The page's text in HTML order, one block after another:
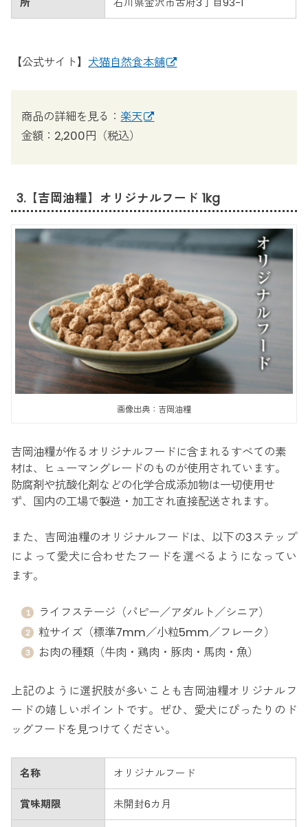
【公式サイト】犬猫自然食本舗
商品の詳細を見る： 楽天
金額：2,200円（税込）
3.【吉岡油糧】オリジナルフード 1kg
画像出典：吉岡油糧
吉岡油糧が作るオリジナルフードに含まれるすべての素
材は、ヒューマングレードのものが使用されています。
防腐剤や抗酸化剤などの化学合成添加物は一切使用せ
ず、国内の工場で製造・加工され直接配送されます。
また、吉岡油糧のオリジナルフードは、以下の3ステップ
によって愛犬に合わせたフードを選べるようになってい
ます。
ライフステージ（パピー／アダルト／シニア）
粒サイズ（標準7mm／小粒5mm／フレーク）
お肉の種類（牛肉・鶏肉・豚肉・馬肉・魚）
上記のように選択肢が多いことも吉岡油糧オリジナルフ
ードの嬉しいポイントです。ぜひ、愛犬にぴったりのド
ッグフードを見つけてください。
名称 オリジナルフード
賞味期限 未開封6カ月